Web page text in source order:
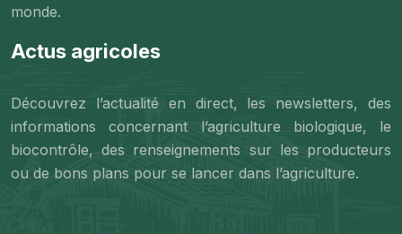
monde.
Actus agricoles
Découvrez l’actualité en direct, les newsletters, des
informations concernant l’agriculture biologique, le
biocontrôle, des renseignements sur les producteurs
ou de bons plans pour se lancer dans l’agriculture.